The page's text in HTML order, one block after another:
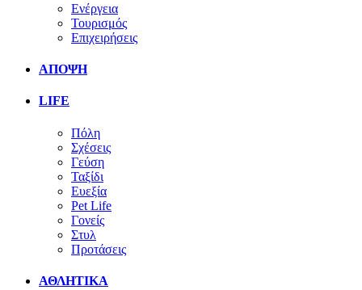
Ενέργεια
Τουρισμός
Επιχειρήσεις
ΑΠΟΨΗ
LIFE
Πόλη
Σχέσεις
Γεύση
Ταξίδι
Ευεξία
Pet Life
Γονείς
Στυλ
Προτάσεις
ΑΘΛΗΤΙΚΑ